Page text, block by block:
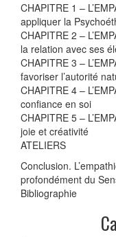
CHAPITRE 1 –
appliquer la
CHAPITRE 2 –
la relation avec ses
CHAPITRE 3 –
favoriser l’autorité
CHAPITRE 4 –
confiance en soi
CHAPITRE 5 –
joie et créativité
ATELIERS
Conclusion.
profondément du
Bibliographie